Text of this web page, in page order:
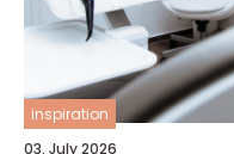
inspiration
03. July 2026